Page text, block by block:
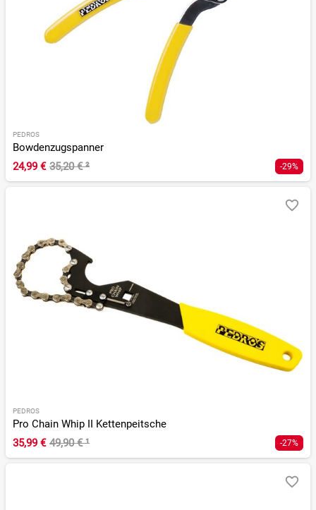
PEDROS
Bowdenzugspanner
24,99 € 35,20 €² -29%
PEDROS
Pro Chain Whip II Kettenpeitsche
35,99 € 49,90 €¹ -27%